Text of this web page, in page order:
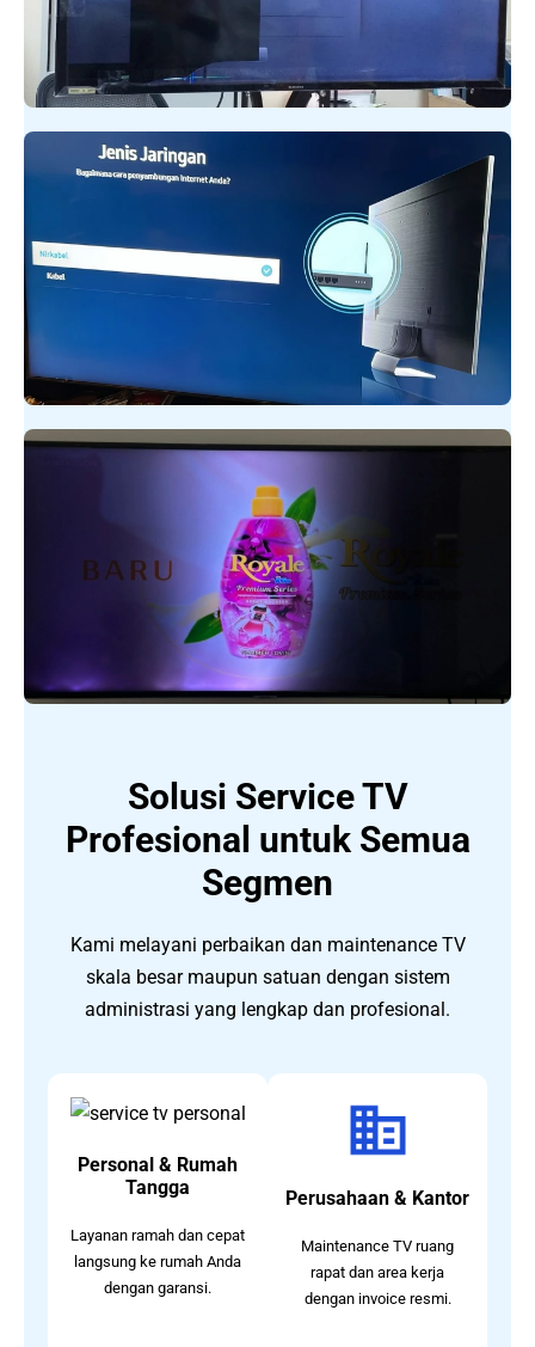
Solusi Service TV
Profesional untuk Semua
Segmen
Kami melayani perbaikan dan maintenance TV
skala besar maupun satuan dengan sistem
administrasi yang lengkap dan profesional.
Personal & Rumah
Tangga
Layanan ramah dan cepat
langsung ke rumah Anda
dengan garansi.
Perusahaan & Kantor
Maintenance TV ruang
rapat dan area kerja
dengan invoice resmi.